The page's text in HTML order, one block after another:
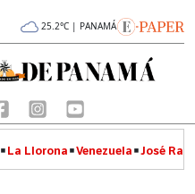
25.2°C | PANAMÁ
La Llorona Venezuela José